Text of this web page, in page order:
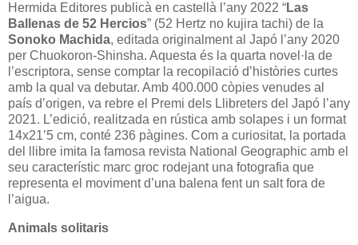
Hermida Editores publicà en castellà l’any 2022 “Las
Ballenas de 52 Hercios” (52 Hertz no kujira tachi) de la
Sonoko Machida, editada originalment al Japó l’any 2020
per Chuokoron-Shinsha. Aquesta és la quarta novel·la de
l’escriptora, sense comptar la recopilació d’històries curtes
amb la qual va debutar. Amb 400.000 còpies venudes al
país d’origen, va rebre el Premi dels Llibreters del Japó l’any
2021. L’edició, realitzada en rústica amb solapes i un format
14x21’5 cm, conté 236 pàgines. Com a curiositat, la portada
del llibre imita la famosa revista National Geographic amb el
seu característic marc groc rodejant una fotografia que
representa el moviment d’una balena fent un salt fora de
l’aigua.
Animals solitaris